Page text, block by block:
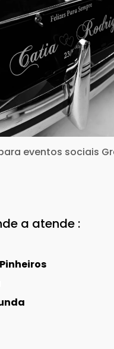
eventos sociais
a atende :
Pinheiros